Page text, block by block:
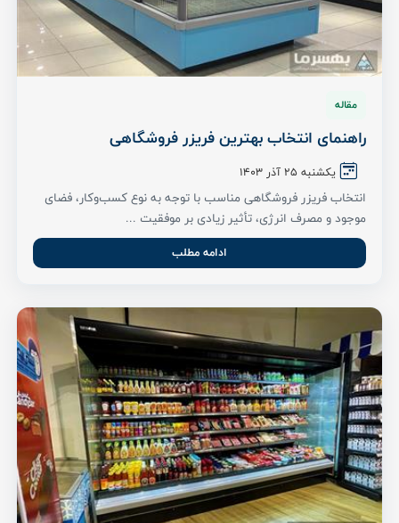
مقاله
راهنمای انتخاب بهترین فریزر فروشگاهی
یکشنبه ۲۵ آذر ۱۴۰۳
انتخاب فریزر فروشگاهی مناسب با توجه به نوع کسب‌وکار، فضای
موجود و مصرف انرژی، تأثیر زیادی بر موفقیت ...
ادامه مطلب